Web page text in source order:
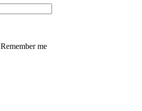
Remember me